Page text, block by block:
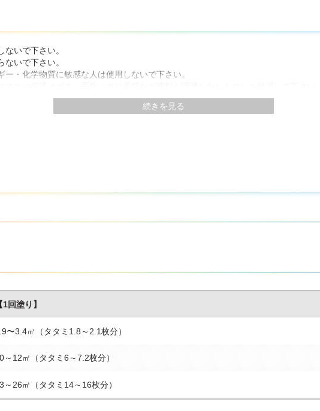
いで下さい。
いで下さい。
ー・化学物質に敏感な人は使用しないで下さい。
して下さい。また、蒸気を吸い込んだり、目に入らないように注意して下さい。
で、塗装中・乾燥中ともによく換気して下さい。
うにして下さい。誤って混入してしまった塗料は廃棄して下さい。
落ちします。塗膜に触れたりして手や衣服に銀粉がつかないように注意して下さい。
ら捨てて下さい。
が漏れることがありますので取扱いに注意して下さい。
続きを見る
【1回塗り】
〜3.4㎡（タタミ1.8～2.1枚分）
～12㎡（タタミ6～7.2枚分）
～26㎡（タタミ14～16枚分）